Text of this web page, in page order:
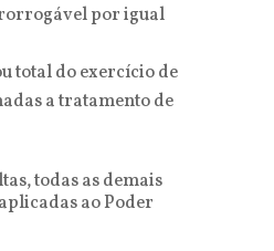
por igual
total do exercício de
a tratamento de
todas as demais
ao Poder